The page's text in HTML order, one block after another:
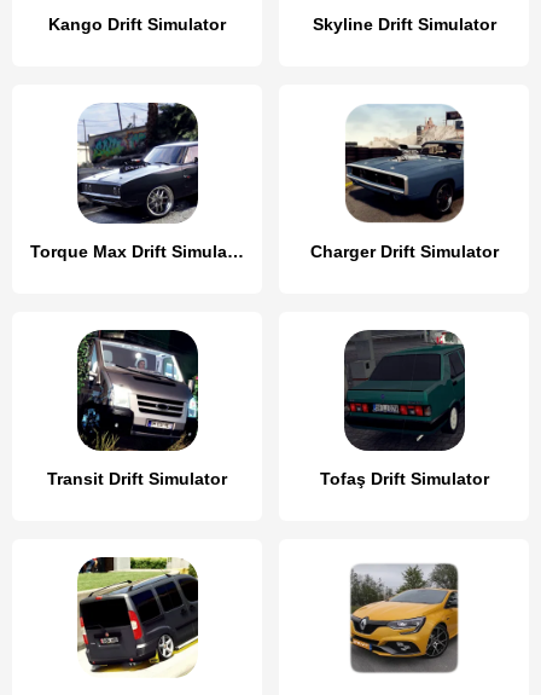
Kango Drift Simulator Skyline Drift Simulator
Torque Max Drift Simulator Charger Drift Simulator
Transit Drift Simulator Tofaş Drift Simulator